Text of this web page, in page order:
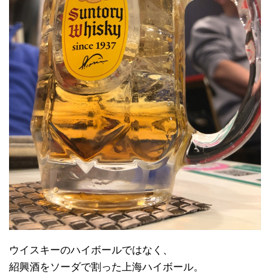
ウイスキーのハイボールではなく、
紹興酒をソーダで割った上海ハイボール。